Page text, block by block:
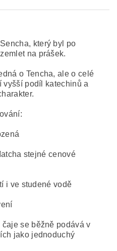
který byl po
na prášek.
o Tencha, ale o celé
vyšší podíl katechinů a
stejné cenové
i ve studené vodě
se běžně podává v
jako jednoduchý